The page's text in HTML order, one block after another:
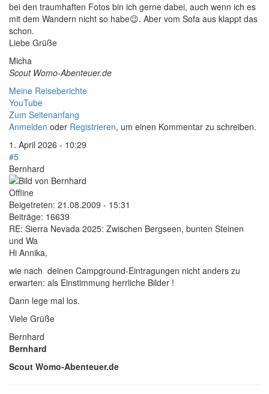
bei den traumhaften Fotos bin ich gerne dabei, auch wenn ich es
mit dem Wandern nicht so habe😉. Aber vom Sofa aus klappt das
schon.
Liebe Grüße
Micha
Scout Womo-Abenteuer.de
Meine Reiseberichte
YouTube
Zum Seitenanfang
Anmelden oder Registrieren, um einen Kommentar zu schreiben.
1. April 2026 - 10:29
#5
Bernhard
Offline
Beigetreten: 21.08.2009 - 15:31
Beiträge: 16639
RE: Sierra Nevada 2025: Zwischen Bergseen, bunten Steinen
und Wa
Hi Annika,
wie nach deinen Campground-Eintragungen nicht anders zu
erwarten: als Einstimmung herrliche Bilder !
Dann lege mal los.
Viele Grüße
Bernhard
Bernhard
Scout Womo-Abenteuer.de